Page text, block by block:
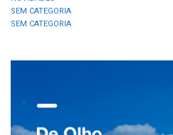
SEM CATEGORIA
SEM CATEGORIA